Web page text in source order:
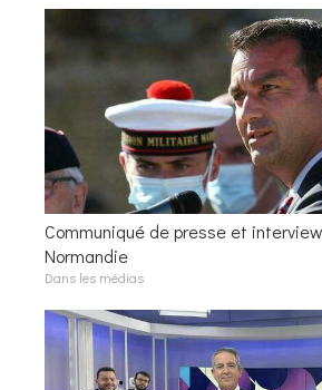
Communiqué de presse et
Normandie
Dans les médias